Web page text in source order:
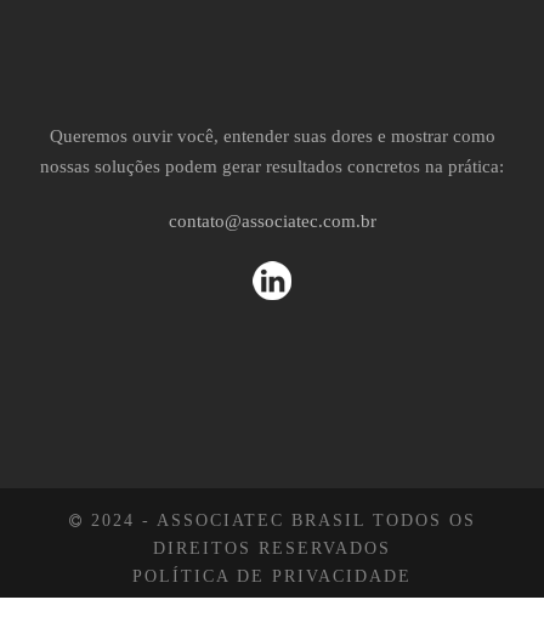
Queremos ouvir você, entender suas dores e mostrar como
nossas soluções podem gerar resultados concretos na prática:
contato@associatec.com.br
2024 - ASSOCIATEC BRASIL TODOS OS
DIREITOS RESERVADOS
POLÍTICA DE PRIVACIDADE